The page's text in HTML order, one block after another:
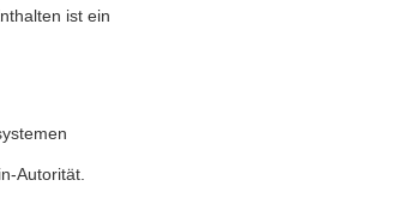
ist ein
Autorität.